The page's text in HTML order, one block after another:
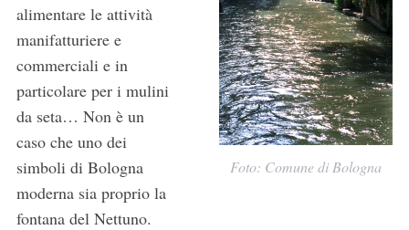
Foto: Comune di Bologna
alimentare le attività
manifatturiere e
commerciali e in
particolare per i mulini
da seta… Non è un
caso che uno dei
simboli di Bologna
moderna sia proprio la
fontana del Nettuno.